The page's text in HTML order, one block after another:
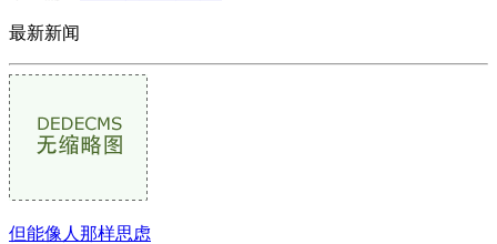
最新新闻
但能像人那样思虑